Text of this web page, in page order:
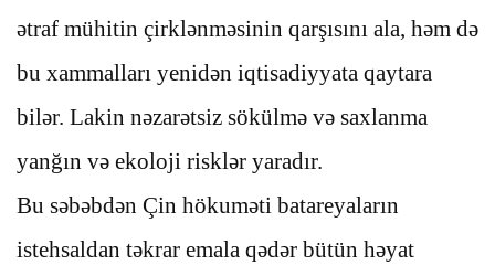
ətraf mühitin çirklənməsinin qarşısını ala, həm də
bu xammalları yenidən iqtisadiyyata qaytara
bilər. Lakin nəzarətsiz sökülmə və saxlanma
yanğın və ekoloji risklər yaradır.
Bu səbəbdən Çin hökuməti batareyaların
istehsaldan təkrar emala qədər bütün həyat